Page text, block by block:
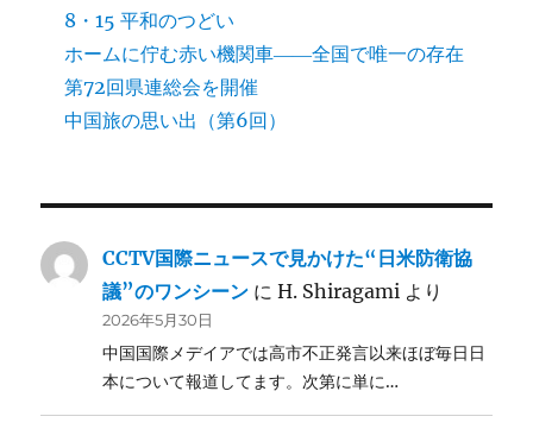
8・15 平和のつどい
ホームに佇む赤い機関車――全国で唯一の存在
第72回県連総会を開催
中国旅の思い出（第6回）
CCTV国際ニュースで見かけた“日米防衛協
議”のワンシーン にH. Shiragami より
2026年5月30日
中国国際メデイアでは高市不正発言以来ほぼ毎日日
本について報道してます。次第に単に…